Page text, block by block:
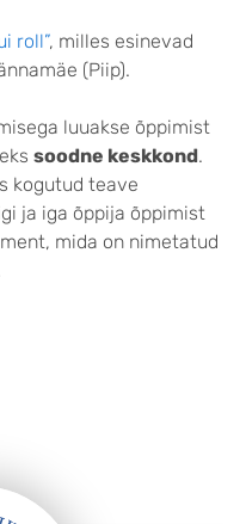
roll”, milles esinevad
(Piip).
luuakse õppimist
soodne keskkond.
kogutud teave
ja iga õppija õppimist
mida on nimetatud